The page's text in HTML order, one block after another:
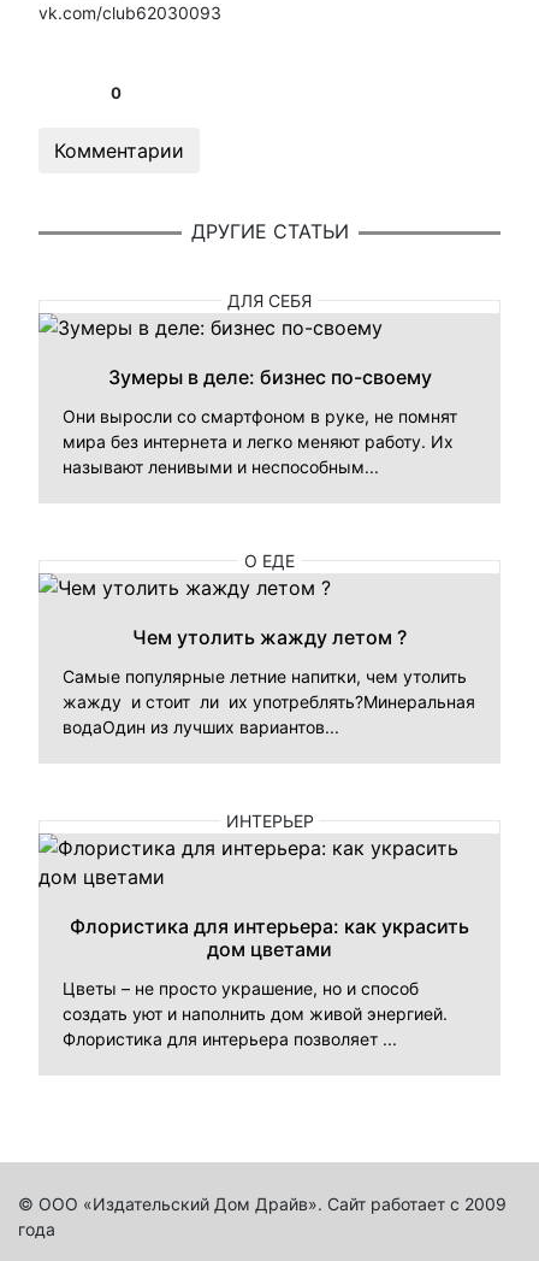
vk.com/club62030093
0
Комментарии
ДРУГИЕ СТАТЬИ
ДЛЯ СЕБЯ
Зумеры в деле: бизнес по-своему
Они выросли со смартфоном в руке, не помнят
мира без интернета и легко меняют работу. Их
называют ленивыми и неспособным...
О ЕДЕ
Чем утолить жажду летом ?
Самые популярные летние напитки, чем утолить
жажду и стоит ли их употреблять?Минеральная
водаОдин из лучших вариантов...
ИНТЕРЬЕР
Флористика для интерьера: как украсить
дом цветами
Цветы – не просто украшение, но и способ
создать уют и наполнить дом живой энергией.
Флористика для интерьера позволяет ...
© ООО «Издательский Дом Драйв». Сайт работает с 2009
года